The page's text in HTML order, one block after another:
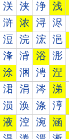
浂 浃 浄 浅
浒 浓 浔 浕
浢 浣 浤 浥
浲 浳 浴 浵
涂 涃 涄 涅
涒 涓 涔 涕
涢 涣 涤 涥
液 涳 涴 涵